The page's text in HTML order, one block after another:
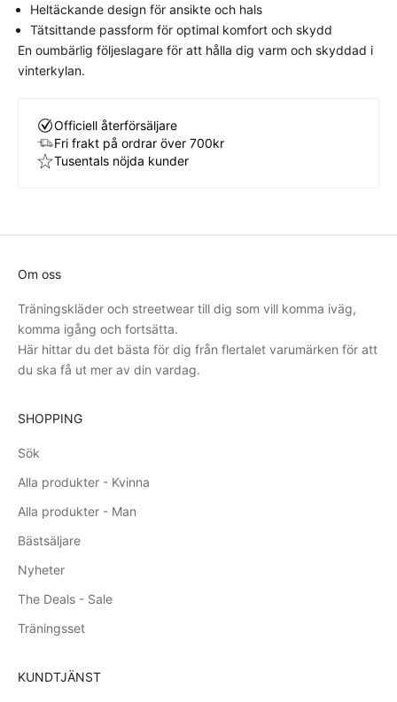
Heltäckande design för ansikte och hals
Tätsittande passform för optimal komfort och skydd
En oumbärlig följeslagare för att hålla dig varm och skyddad i
vinterkylan.
Officiell återförsäljare
Fri frakt på ordrar över 700kr
Tusentals nöjda kunder
Om oss
Träningskläder och streetwear till dig som vill komma iväg,
komma igång och fortsätta.
Här hittar du det bästa för dig från flertalet varumärken för att
du ska få ut mer av din vardag.
SHOPPING
Sök
Alla produkter - Kvinna
Alla produkter - Man
Bästsäljare
Nyheter
The Deals - Sale
Träningsset
KUNDTJÄNST